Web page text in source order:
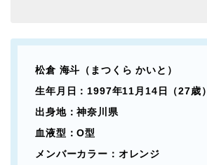
松倉 海斗（まつくら かいと）
生年月日：1997年11月14日（27歳）
出身地：神奈川県
血液型：O型
メンバーカラー：オレンジ